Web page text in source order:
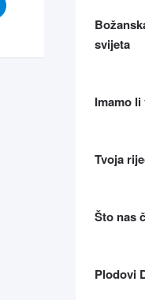
svijeta
Imamo
Tvoja
Što nas
Plodovi